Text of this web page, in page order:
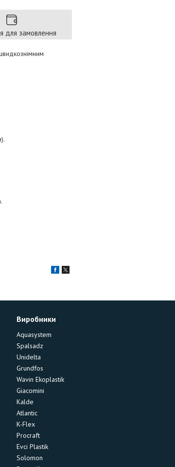
для замовлення
Виробники
Aquasystem
Spalsadz
Unidelta
Grundfos
Wavin Ekoplastik
Giacomini
Kalde
Atlantic
K-Flex
Procraft
Evci Plastik
Solomon